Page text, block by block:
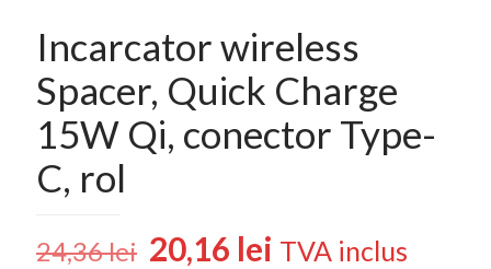
Incarcator wireless
Spacer, Quick Charge
15W Qi, conector Type-
C, rol
24,36lei Prețul
20,16 lei Prețul
TVA inclus